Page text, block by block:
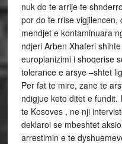
nuk do te arrije te
por do te rrise vigjilencen,
mendjet e kontaminuara
ndjeri Arben Xhaferi
europianizimi i shoqerise
tolerance e arsye –shtet
Per fat te mire, zane te
ndigjue keto ditet e fundit.
te Kosoves , ne nji
deklaroi se mbeshtet
arrestimin e te